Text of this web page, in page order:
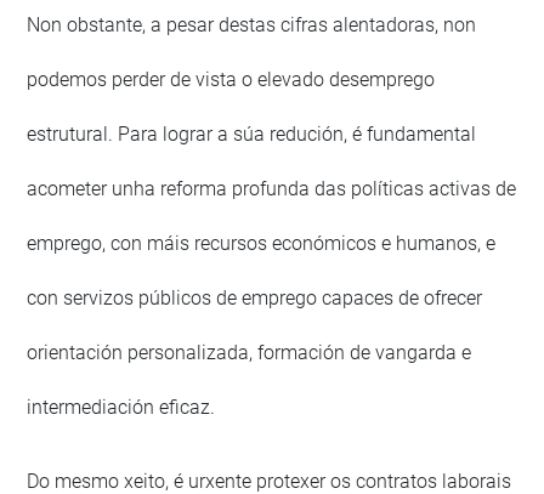
Non obstante, a pesar destas cifras alentadoras, non
podemos perder de vista o elevado desemprego
estrutural. Para lograr a súa redución, é fundamental
acometer unha reforma profunda das políticas activas de
emprego, con máis recursos económicos e humanos, e
con servizos públicos de emprego capaces de ofrecer
orientación personalizada, formación de vangarda e
intermediación eficaz.
Do mesmo xeito, é urxente protexer os contratos laborais